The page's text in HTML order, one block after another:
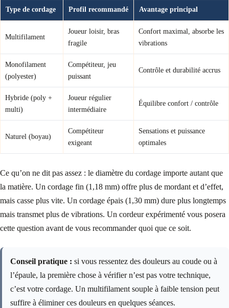
Type de cordage Profil recommandé Avantage principal
Multifilament
Joueur loisir, bras
fragile
Confort maximal, absorbe les
vibrations
Monofilament
(polyester)
Compétiteur, jeu
puissant
Contrôle et durabilité accrus
Hybride (poly +
multi)
Joueur régulier
intermédiaire
Équilibre confort / contrôle
Naturel (boyau)
Compétiteur
exigeant
Sensations et puissance
optimales
Ce qu’on ne dit pas assez : le diamètre du cordage importe autant que
la matière. Un cordage fin (1,18 mm) offre plus de mordant et d’effet,
mais casse plus vite. Un cordage épais (1,30 mm) dure plus longtemps
mais transmet plus de vibrations. Un cordeur expérimenté vous posera
cette question avant de vous recommander quoi que ce soit.
Conseil pratique : si vous ressentez des douleurs au coude ou à
l’épaule, la première chose à vérifier n’est pas votre technique,
c’est votre cordage. Un multifilament souple à faible tension peut
suffire à éliminer ces douleurs en quelques séances.